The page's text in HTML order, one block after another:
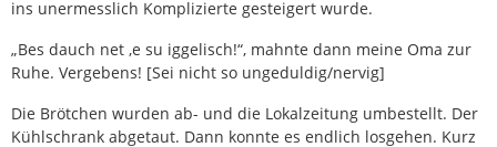
ins unermesslich Komplizierte gesteigert wurde.
„Bes dauch net ‚e su iggelisch!“, mahnte dann meine Oma zur
Ruhe. Vergebens! [Sei nicht so ungeduldig/nervig]
Die Brötchen wurden ab- und die Lokalzeitung umbestellt. Der
Kühlschrank abgetaut. Dann konnte es endlich losgehen. Kurz